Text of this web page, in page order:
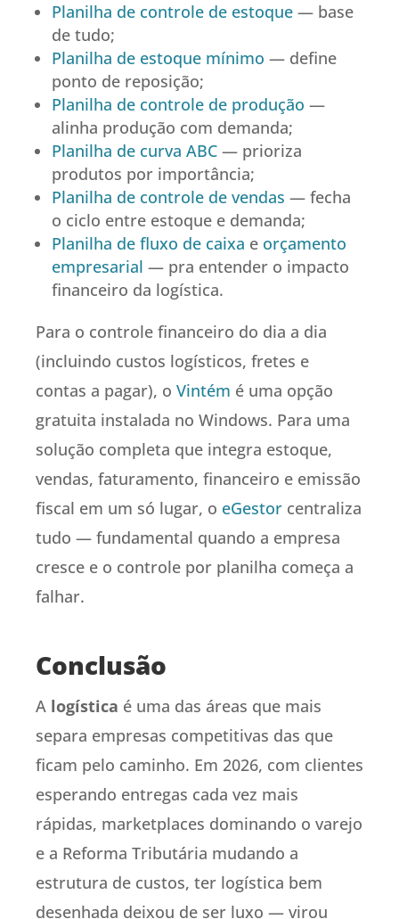
Planilha de controle de estoque — base
de tudo;
Planilha de estoque mínimo — define
ponto de reposição;
Planilha de controle de produção —
alinha produção com demanda;
Planilha de curva ABC — prioriza
produtos por importância;
Planilha de controle de vendas — fecha
o ciclo entre estoque e demanda;
Planilha de fluxo de caixa e orçamento
empresarial — pra entender o impacto
financeiro da logística.
Para o controle financeiro do dia a dia
(incluindo custos logísticos, fretes e
contas a pagar), o Vintém é uma opção
gratuita instalada no Windows. Para uma
solução completa que integra estoque,
vendas, faturamento, financeiro e emissão
fiscal em um só lugar, o eGestor centraliza
tudo — fundamental quando a empresa
cresce e o controle por planilha começa a
falhar.
Conclusão
A logística é uma das áreas que mais
separa empresas competitivas das que
ficam pelo caminho. Em 2026, com clientes
esperando entregas cada vez mais
rápidas, marketplaces dominando o varejo
e a Reforma Tributária mudando a
estrutura de custos, ter logística bem
desenhada deixou de ser luxo — virou